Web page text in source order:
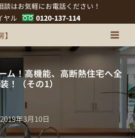
談はお気軽にお電話ください！
ヤル
0120-137-114
ム！高機能、高断熱住宅へ全
！（その1）
2019年3月10日